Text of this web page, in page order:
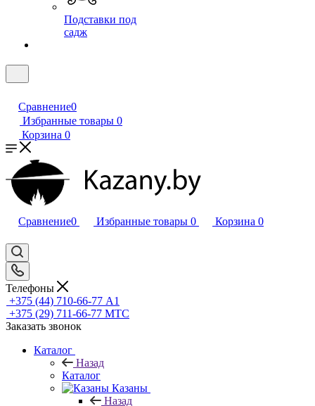
Подставки под
садж
Сравнение0
Избранные товары 0
Корзина 0
Сравнение0 Избранные товары 0 Корзина 0
Телефоны
+375 (44) 710-66-77 А1
+375 (29) 711-66-77 МТС
Заказать звонок
Каталог
Назад
Каталог
Казаны
Назад